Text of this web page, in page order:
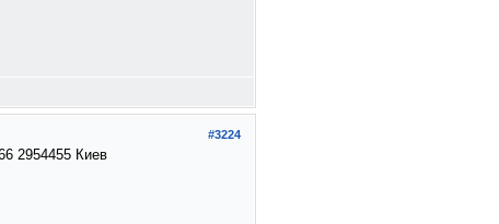
#3224
2954455 Киев